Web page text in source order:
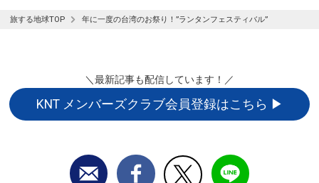
旅する地球TOP 年に一度の台湾のお祭り！”ランタンフェスティバル”
＼最新記事も配信しています！／
KNT メンバーズクラブ会員登録はこちら